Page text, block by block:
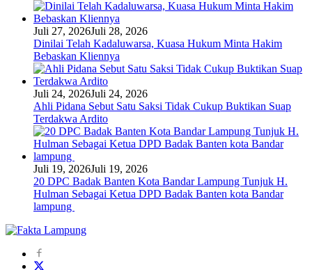
Juli 27, 2026Juli 28, 2026
Dinilai Telah Kadaluwarsa, Kuasa Hukum Minta Hakim
Bebaskan Kliennya
Juli 24, 2026Juli 24, 2026
Ahli Pidana Sebut Satu Saksi Tidak Cukup Buktikan Suap
Terdakwa Ardito
Juli 19, 2026Juli 19, 2026
20 DPC Badak Banten Kota Bandar Lampung Tunjuk H.
Hulman Sebagai Ketua DPD Badak Banten kota Bandar
lampung